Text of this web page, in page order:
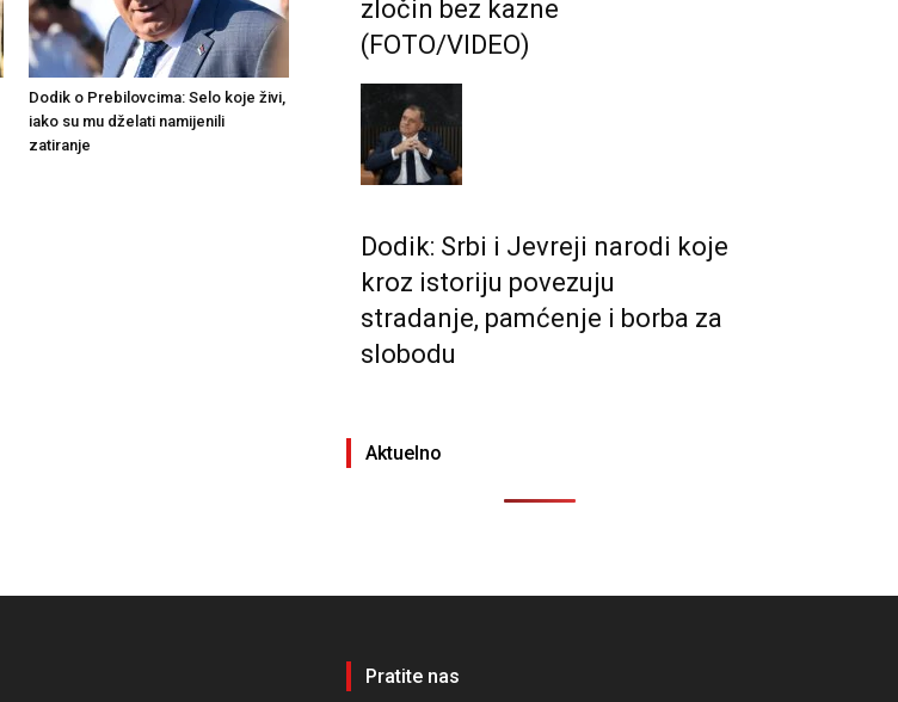
Dodik o Prebilovcima: Selo koje živi,
iako su mu dželati namijenili
zatiranje
zločin bez kazne
(FOTO/VIDEO)
Dodik: Srbi i Јevreji narodi koje
kroz istoriju povezuju
stradanje, pamćenje i borba za
slobodu
Aktuelno
Pratite nas